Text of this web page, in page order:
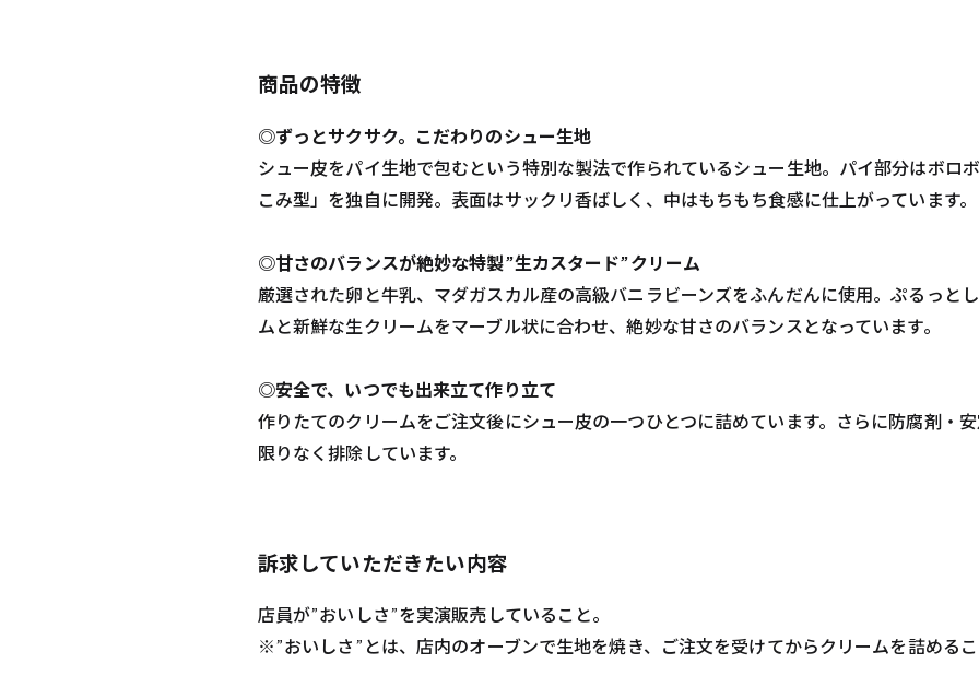
商品の特徴
◎ずっとサクサク。こだわりのシュー生地
シュー皮をパイ生地で包むという特別な製法で作られているシュー生地。パイ部分はボロ
こみ型」を独自に開発。表面はサックリ香ばしく、中はもちもち食感に仕上がっています。
◎甘さのバランスが絶妙な特製”生カスタード”クリーム
厳選された卵と牛乳、マダガスカル産の高級バニラビーンズをふんだんに使用。ぷるっと
ムと新鮮な生クリームをマーブル状に合わせ、絶妙な甘さのバランスとなっています。
◎安全で、いつでも出来立て作り立て
作りたてのクリームをご注文後にシュー皮の一つひとつに詰めています。さらに防腐剤・
限りなく排除しています。
訴求していただきたい内容
店員が”おいしさ”を実演販売していること。
※”おいしさ”とは、店内のオーブンで生地を焼き、ご注文を受けてからクリームを詰めるこ